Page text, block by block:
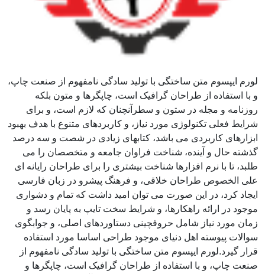
لورم ایپسوم متن ساختگی با تولید سادگی نامفهوم از صنعت چاپ،
و با استفاده از طراحان گرافیک است، چاپگرها و متون بلکه
روزنامه و مجله در ستون و سطرآنچنان که لازم است، و برای
شرایط فعلی تکنولوژی مورد نیاز، و کاربردهای متنوع با هدف بهبود
ابزارهای کاربردی می باشد، کتابهای زیادی در شصت و سه درصد
گذشته حال و آینده، شناخت فراوان جامعه و متخصصان را می
طلبد، تا با نرم افزارها شناخت بیشتری را برای طراحان رایانه ای
علی الخصوص طراحان خلاقی، و فرهنگ پیشرو در زبان فارسی
ایجاد کرد، در این صورت می توان امید داشت که تمام و دشواری
موجود در ارائه راهکارها، و شرایط سخت تایپ به پایان رسد و
زمان مورد نیاز شامل حروفچینی دستاوردهای اصلی، و جوابگوی
سوالات پیوسته اهل دنیای موجود طراحی اساسا مورد استفاده
قرار گیرد.لورم ایپسوم متن ساختگی با تولید سادگی نامفهوم از
صنعت چاپ، و با استفاده از طراحان گرافیک است، چاپگرها و